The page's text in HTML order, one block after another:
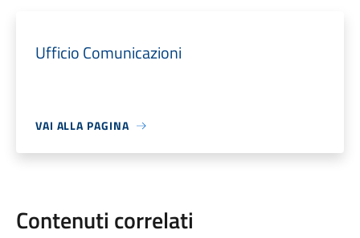
Ufficio Comunicazioni
VAI ALLA PAGINA
Contenuti correlati